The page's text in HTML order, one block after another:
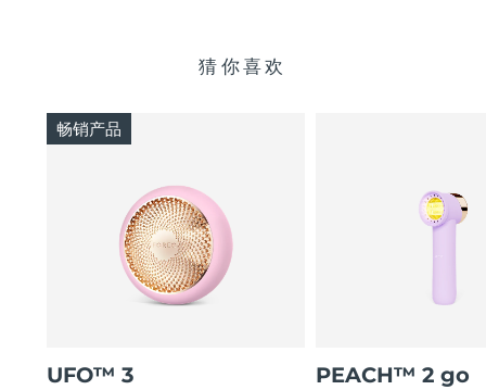
猜你喜欢
UFO™ 3
畅销产品
PEACH™ 2 go